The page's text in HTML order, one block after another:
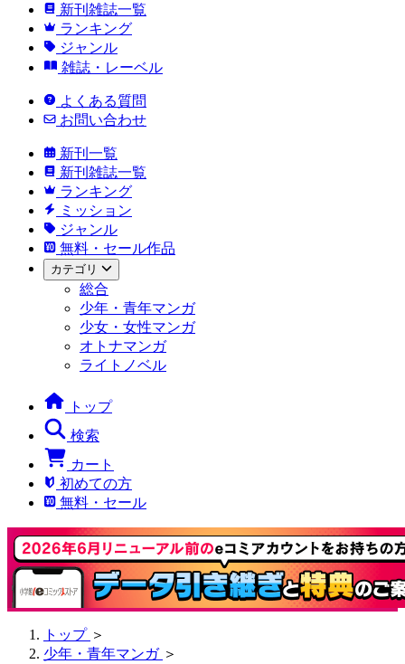
新刊雑誌一覧
ランキング
ジャンル
雑誌・レーベル
よくある質問
お問い合わせ
新刊一覧
新刊雑誌一覧
ランキング
ミッション
ジャンル
無料・セール作品
カテゴリ
総合
少年・青年マンガ
少女・女性マンガ
オトナマンガ
ライトノベル
トップ
検索
カート
初めての方
無料・セール
トップ ＞
少年・青年マンガ ＞